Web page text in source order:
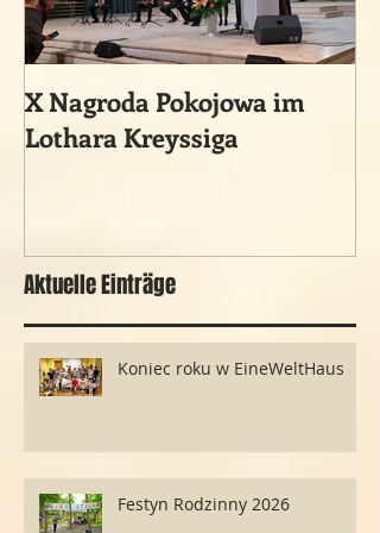
X Nagroda Pokojowa im
Lothara Kreyssiga
Aktuelle Einträge
Koniec roku w EineWeltHaus
Festyn Rodzinny 2026